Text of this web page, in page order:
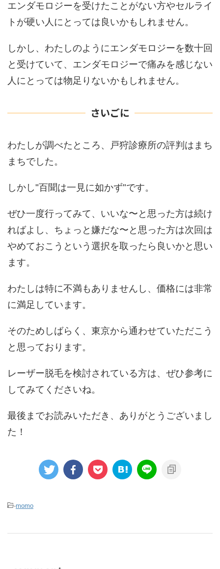
エンダモロジーを受けたことがない方やセルライ
トが硬い人にとっては良いかもしれません。
しかし、わたしのようにエンダモロジーを数十回
と受けていて、エンダモロジーで痛みを感じない
人にとっては物足りないかもしれません。
さいごに
わたしが調べたところ、戸狩診療所の評判はまち
まちでした。
しかし"百聞は一見に如かず"です。
ぜひ一度行ってみて、いいな〜と思った方は続け
ればよし、ちょっと嫌だな〜と思った方は次回は
やめておこうという選択を取ったら良いかと思い
ます。
わたしは特に不満もありませんし、価格には非常
に満足しています。
そのためしばらく、東京から通わせていただこう
と思っております。
レーザー脱毛を検討されている方は、ぜひ参考に
してみてくださいね。
最後までお読みいただき、ありがとうございまし
た！
-momo